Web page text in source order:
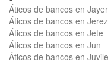
Áticos de bancos en
Áticos de bancos en
Áticos de bancos en Jete
Áticos de bancos en Jun
Áticos de bancos en